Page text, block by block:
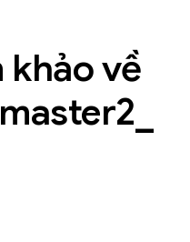
khảo về